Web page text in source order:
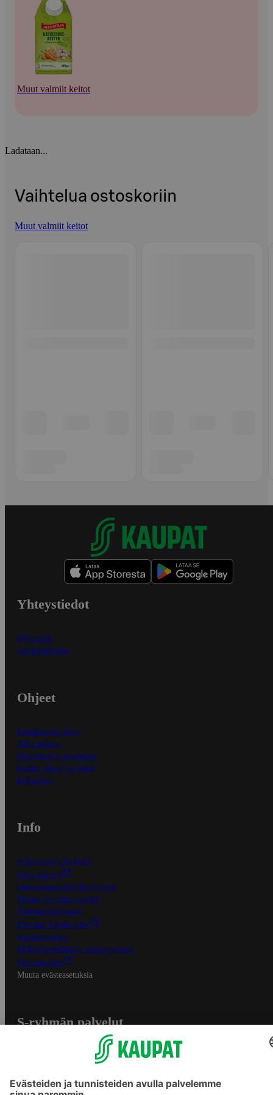
Muut valmiit keitot
Ladataan...
Vaihtelua ostoskoriin
Muut valmiit keitot
Yhteystiedot
Myymälät
Asiakaspalvelu
Ohjeet
Ensitilaajan ohjeet
Näin maksat
Näin tilaat ja muokkaat
Kaikki ohjeet ja vinkit
In English
Info
S-Business yrityksille
Oiva-raportit
Osuuskauppojen yhteystiedot
Tilaus- ja toimitusehdot
Tietosuojakäytäntö
Palvelun käyttöehdot
Saavutettavuus
Mobiilisovelluksen saavutettavuus
Mainostajalle
Muuta evästeasetuksia
S-ryhmän palvelut
Yhteishyvä Ruoka -sovellus